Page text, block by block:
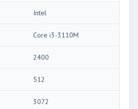
Intel
Core i3-3110M
2400
512
3072